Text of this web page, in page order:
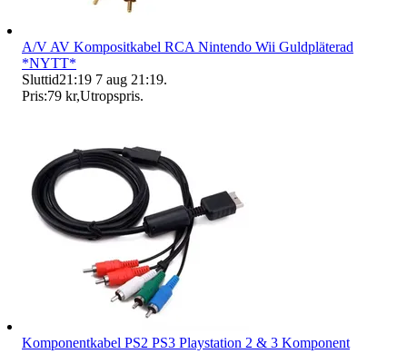
A/V AV Kompositkabel RCA Nintendo Wii Guldpläterad
*NYTT*
Sluttid21:19 7 aug 21:19.
Pris:79 kr,Utropspris.
Komponentkabel PS2 PS3 Playstation 2 & 3 Komponent